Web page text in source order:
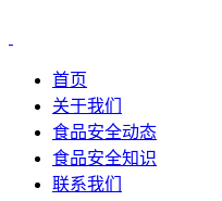
首页
关于我们
食品安全动态
食品安全知识
联系我们